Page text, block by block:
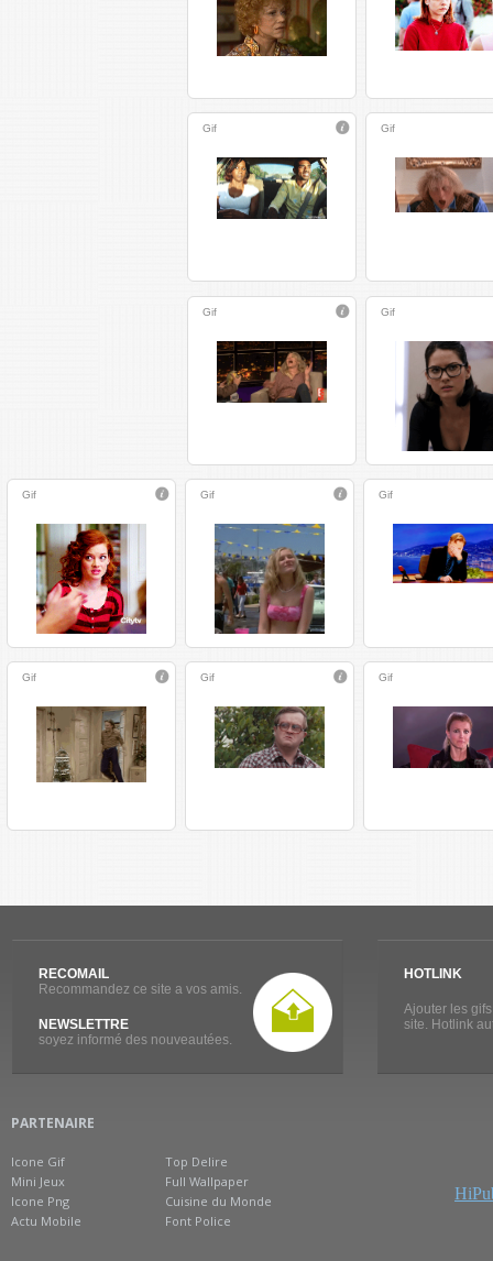
Gif Gif
Gif Gif
Gif Gif Gif
Gif Gif Gif
RECOMAIL
Recommandez ce site a vos amis.
NEWSLETTRE
soyez informé des nouveautées.
HOTLINK
Ajouter les
site. Hotlink
PARTENAIRE
Icone Gif
Mini Jeux
Icone Png
Actu Mobile
Top Delire
Full Wallpaper
Cuisine du Monde
Font Police